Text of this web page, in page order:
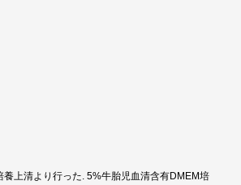
上清より行った. 5%牛胎児血清含有DMEM培